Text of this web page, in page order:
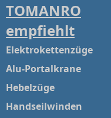
TOMANRO
empfiehlt
Elektrokettenzüge
Alu-Portalkrane
Hebelzüge
Handseilwinden